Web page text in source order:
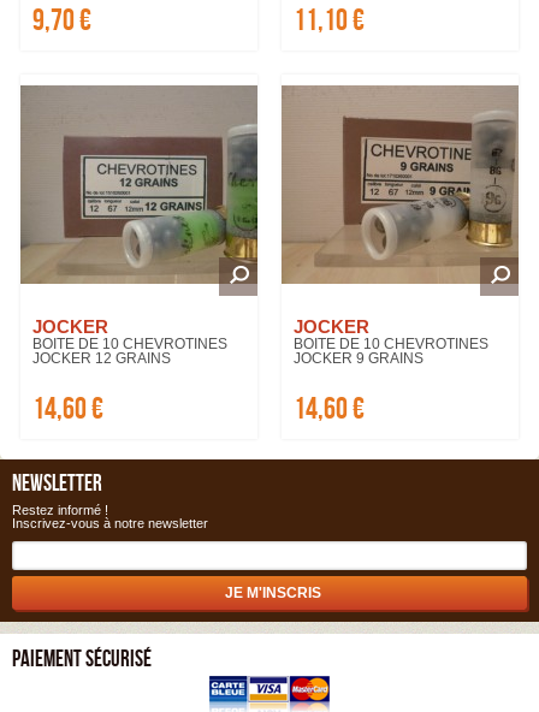
9,70 € 11,10 €
JOCKER
BOITE DE 10 CHEVROTINES
JOCKER 12 GRAINS
14,60 €
JOCKER
BOITE DE 10 CHEVROTINES
JOCKER 9 GRAINS
14,60 €
NEWSLETTER
Restez informé !
Inscrivez-vous à notre newsletter
PAIEMENT SÉCURISÉ